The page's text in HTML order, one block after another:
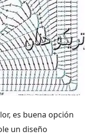
es buena opción
un diseño